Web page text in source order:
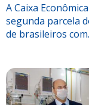
A Caixa
segunda parcela
de brasileiros